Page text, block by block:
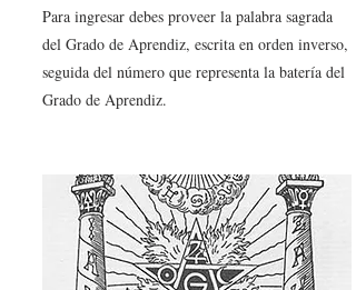
Para ingresar debes proveer la palabra sagrada
del Grado de Aprendiz, escrita en orden inverso,
seguida del número que representa la batería del
Grado de Aprendiz.